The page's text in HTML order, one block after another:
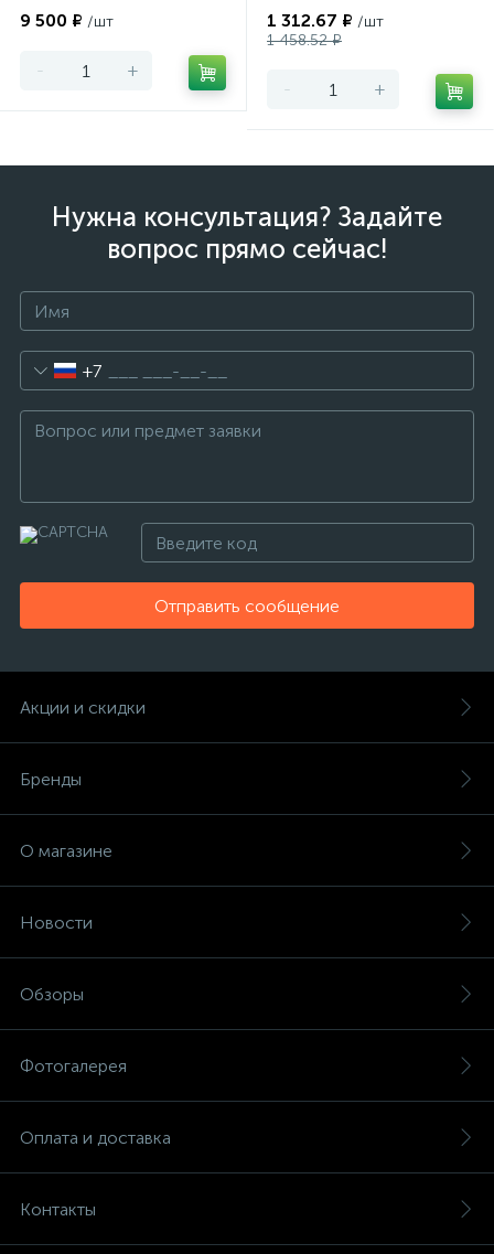
9 500 ₽ /шт
- +
1 312.67 ₽ /шт
1 458.52 ₽
- +
Нужна консультация? Задайте
вопрос прямо сейчас!
+7
Отправить сообщение
Акции и скидки
Бренды
О магазине
Новости
Обзоры
Фотогалерея
Оплата и доставка
Контакты